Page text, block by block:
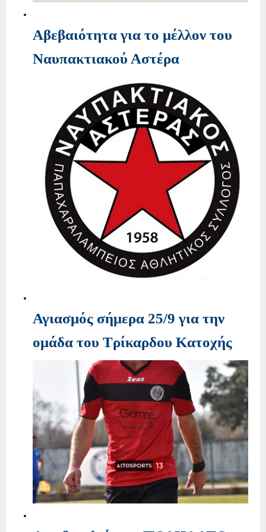
Αβεβαιότητα για το μέλλον του
Ναυπακτιακού Αστέρα
Αγιασμός σήμερα 25/9 για την
ομάδα του Τρίκαρδου Κατοχής